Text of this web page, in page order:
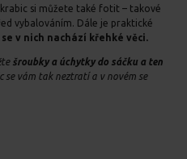
si můžete také fotit – takové
vybalováním. Dále je praktické
v nich nachází křehké věci.
šroubky a úchytky do sáčku a ten
vám tak neztratí a v novém se